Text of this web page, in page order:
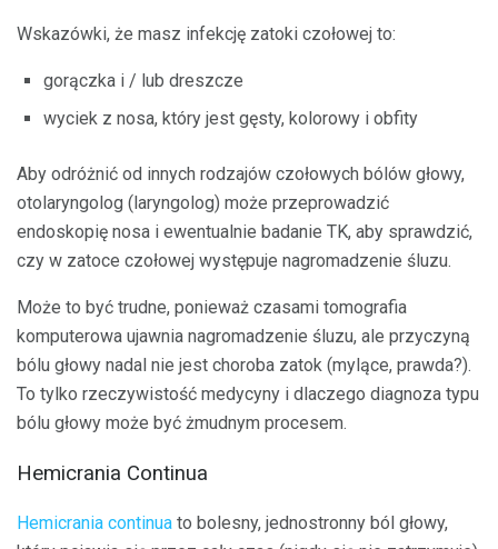
Wskazówki, że masz infekcję zatoki czołowej to:
gorączka i / lub dreszcze
wyciek z nosa, który jest gęsty, kolorowy i obfity
Aby odróżnić od innych rodzajów czołowych bólów głowy,
otolaryngolog (laryngolog) może przeprowadzić
endoskopię nosa i ewentualnie badanie TK, aby sprawdzić,
czy w zatoce czołowej występuje nagromadzenie śluzu.
Może to być trudne, ponieważ czasami tomografia
komputerowa ujawnia nagromadzenie śluzu, ale przyczyną
bólu głowy nadal nie jest choroba zatok (mylące, prawda?).
To tylko rzeczywistość medycyny i dlaczego diagnoza typu
bólu głowy może być żmudnym procesem.
Hemicrania Continua
Hemicrania continua to bolesny, jednostronny ból głowy,